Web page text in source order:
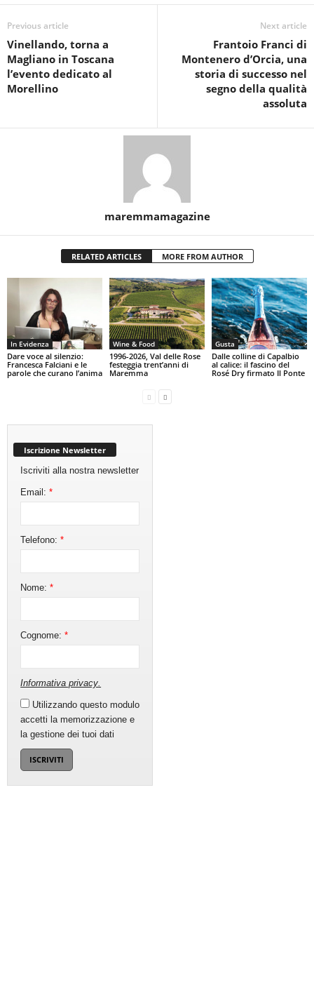
Previous article
Vinellando, torna a
Magliano in Toscana
l’evento dedicato al
Morellino
Next article
Frantoio Franci di
Montenero d’Orcia, una
storia di successo nel
segno della qualità
assoluta
maremmamagazine
RELATED ARTICLES MORE FROM AUTHOR
In Evidenza
Dare voce al silenzio:
Francesca Falciani e le
parole che curano l’anima
Wine & Food
1996-2026, Val delle Rose
festeggia trent’anni di
Maremma
Gusta
Dalle colline di Capalbio
al calice: il fascino del
Rosé Dry firmato Il Ponte
Iscrizione Newsletter
Iscriviti alla nostra newsletter
Email:*
Telefono:*
Nome:*
Cognome:*
Informativa privacy.
Utilizzando questo modulo
accetti la memorizzazione e
la gestione dei tuoi dati